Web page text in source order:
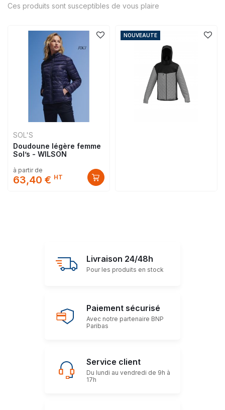
Ces produits sont susceptibles de vous plaire
SOL'S
Doudoune légère femme
Sol’s - WILSON
à partir de
63,40 € HT
NOUVEAUTE
Livraison 24/48h
Pour les produits en stock
Paiement sécurisé
Avec notre partenaire BNP
Paribas
Service client
Du lundi au vendredi de 9h à
17h